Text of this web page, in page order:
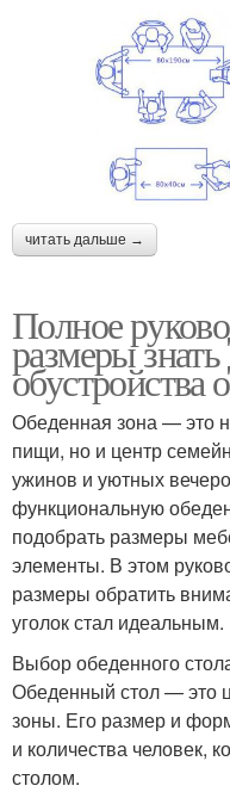
читать дальше →
Полное
размеры
обустройства
Обеденная зона — это
пищи, но и центр
ужинов и уютных
функциональную
подобрать размеры
элементы. В этом
размеры обратить
уголок стал идеальным.
Выбор обеденного
Обеденный стол — это
зоны. Его размер и
и количества человек,
столом.